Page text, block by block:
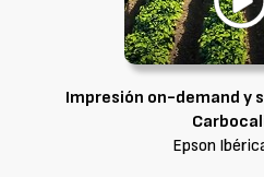
Impresión on-demand y
Epson